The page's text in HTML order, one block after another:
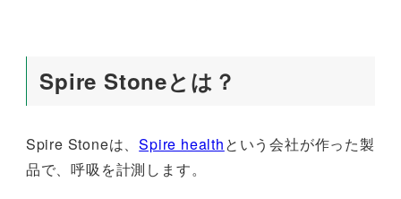
Spire Stoneとは？
Spire Stoneは、Spire healthという会社が作った製
品で、呼吸を計測します。